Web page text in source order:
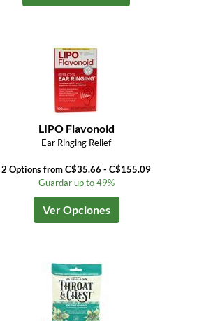
LIPO Flavonoid
Ear Ringing Relief
2 Options from C$35.66 - C$155.09
Guardar up to 49%
Ver Opciones